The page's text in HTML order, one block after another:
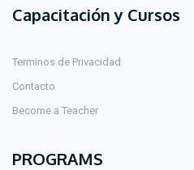
Capacitación y Cursos
Terminos de Privacidad
Contacto
Become a Teacher
PROGRAMS